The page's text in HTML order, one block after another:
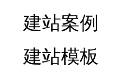
建站案例
建站模板